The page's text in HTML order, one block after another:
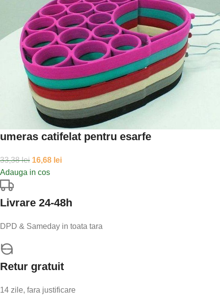
umeras catifelat pentru esarfe
33,38lei 16,68 lei
Adauga in cos
Livrare 24-48h
DPD & Sameday in toata tara
Retur gratuit
14 zile, fara justificare